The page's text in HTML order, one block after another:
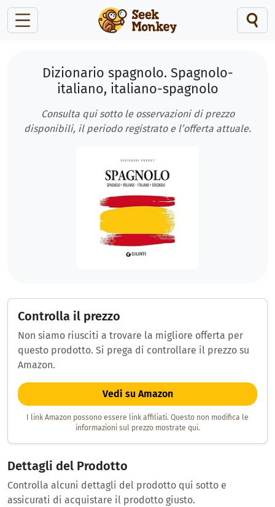
Dizionario spagnolo. Spagnolo-
italiano, italiano-spagnolo
Consulta qui sotto le osservazioni di prezzo
disponibili, il periodo registrato e l’offerta attuale.
Controlla il prezzo
Non siamo riusciti a trovare la migliore offerta per
questo prodotto. Si prega di controllare il prezzo su
Amazon.
Vedi su Amazon
I link Amazon possono essere link affiliati. Questo non modifica le
informazioni sul prezzo mostrate qui.
Dettagli del Prodotto
Controlla alcuni dettagli del prodotto qui sotto e
assicurati di acquistare il prodotto giusto.